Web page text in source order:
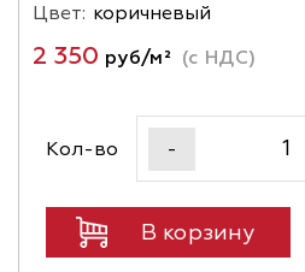
Цвет: коричневый
2 350 руб/м² (с НДС)
Кол-во -
В корзину